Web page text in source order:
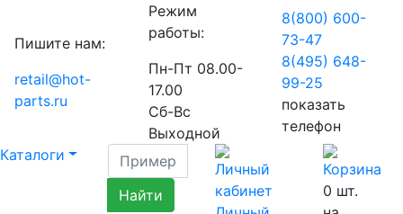
Пишите нам:
retail@hot-
parts.ru
Режим
работы:
Пн-Пт 08.00-
17.00
Сб-Вс
Выходной
8(800) 600-
73-47
8(495) 648-
99-25
показать
телефон
Каталоги
0 шт.